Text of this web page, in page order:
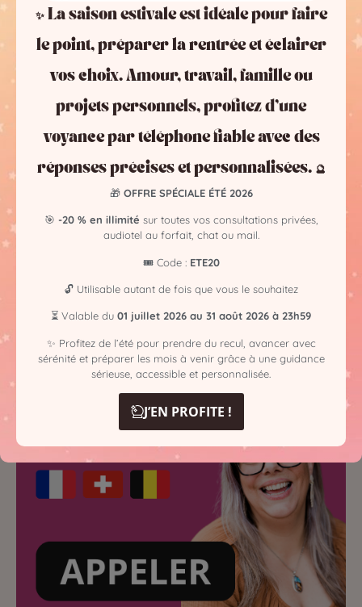
professionnels sont disponibles 24h/24, vous
proposant des services divers et variés pour connaître
votre avenir en toute discrétion et en toute simplicité.
Selon vos besoins et vos préférences, vous avez le
choix parmi différentes formules dirigées par des
professionnels de la voyance, des cartomanciens, des
astrologues, des numérologues, etc.
Depuis de longues années, ils sont engagés à donner
le meilleur d’eux-mêmes, en mettant au profit de tous
expertise dans le domaine de l’Art de la Voyance et de
l’Art Divinatoire !
✨ La saison estivale est idéale pour faire
le point, préparer la rentrée et éclairer
vos choix. Amour, travail, famille ou
projets personnels, profitez d’une
voyance par téléphone fiable avec des
réponses précises et personnalisées. 🔮
🎁 OFFRE SPÉCIALE ÉTÉ 2026
🎯 -20 % en illimité sur toutes vos consultations privées,
audiotel au forfait, chat ou mail.
🎟️ Code : ETE20
🔓 Utilisable autant de fois que vous le souhaitez
⏳ Valable du 01 juillet 2026 au 31 août 2026 à 23h59
✨ Profitez de l’été pour prendre du recul, avancer avec
sérénité et préparer les mois à venir grâce à une guidance
sérieuse, accessible et personnalisée.
J’EN PROFITE !